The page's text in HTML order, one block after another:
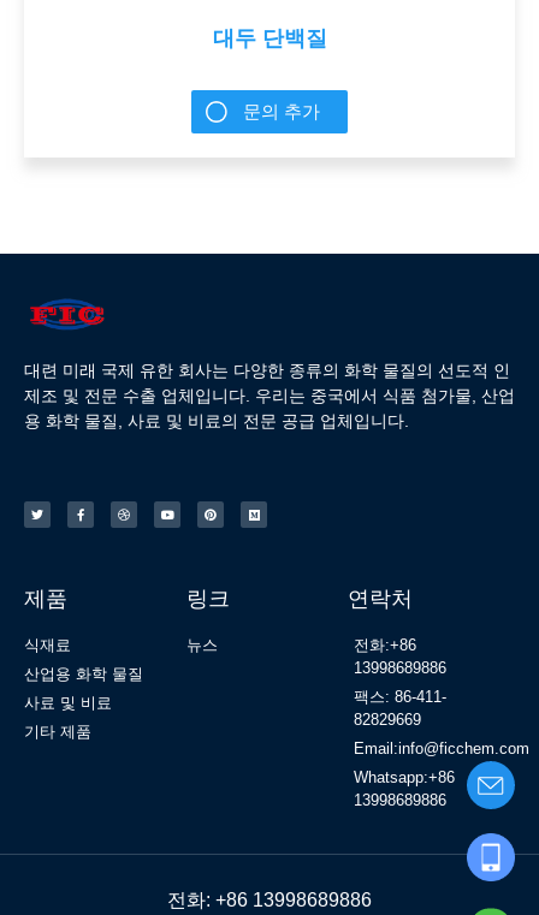
대두 단백질
문의 추가
대련 미래 국제 유한 회사는 다양한 종류의 화학 물질의 선도적 인
제조 및 전문 수출 업체입니다. 우리는 중국에서 식품 첨가물, 산업
용 화학 물질, 사료 및 비료의 전문 공급 업체입니다.
제품
식재료
산업용 화학 물질
사료 및 비료
기타 제품
링크
뉴스
연락처
전화:+86
13998689886
팩스: 86-411-
82829669
Email:info@ficchem.com
Whatsapp:+86
13998689886
전화: +86 13998689886